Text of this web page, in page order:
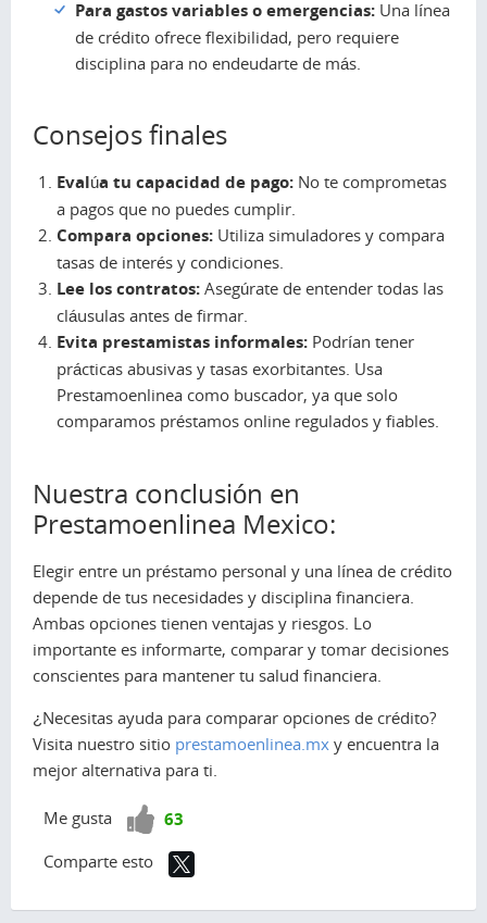
Para gastos variables o emergencias: Una línea
de crédito ofrece flexibilidad, pero requiere
disciplina para no endeudarte de más.
Consejos finales
Evalúa tu capacidad de pago: No te comprometas
a pagos que no puedes cumplir.
Compara opciones: Utiliza simuladores y compara
tasas de interés y condiciones.
Lee los contratos: Asegúrate de entender todas las
cláusulas antes de firmar.
Evita prestamistas informales: Podrían tener
prácticas abusivas y tasas exorbitantes. Usa
Prestamoenlinea como buscador, ya que solo
comparamos préstamos online regulados y fiables.
Nuestra conclusión en
Prestamoenlinea Mexico:
Elegir entre un préstamo personal y una línea de crédito
depende de tus necesidades y disciplina financiera.
Ambas opciones tienen ventajas y riesgos. Lo
importante es informarte, comparar y tomar decisiones
conscientes para mantener tu salud financiera.
¿Necesitas ayuda para comparar opciones de crédito?
Visita nuestro sitio prestamoenlinea.mx y encuentra la
mejor alternativa para ti.
Me gusta
¡Vota63
Comparte esto